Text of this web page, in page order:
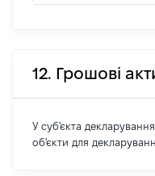
12. Грошові
У суб'єкта декларування
об'єкти для